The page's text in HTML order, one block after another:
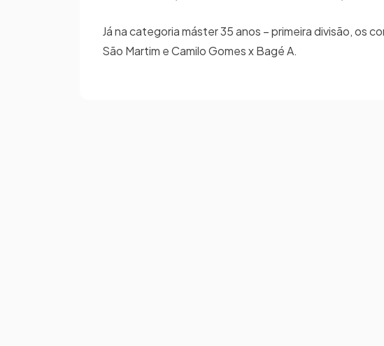
Já na categoria máster 35 anos – primeira divisão, os
São Martim e Camilo Gomes x Bagé A.